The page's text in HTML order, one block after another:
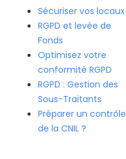
Sécuriser vos locaux
RGPD et levée de
Fonds
Optimisez votre
conformité RGPD
RGPD : Gestion des
Sous-Traitants
Préparer un contrôle
de la CNIL ?